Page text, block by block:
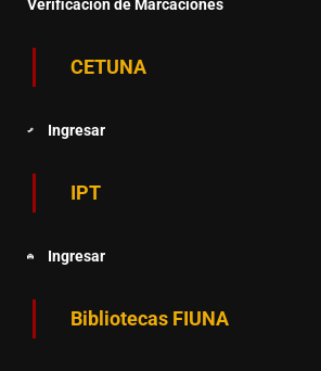
Verificación de Marcaciones
CETUNA
Ingresar
IPT
Ingresar
Bibliotecas FIUNA